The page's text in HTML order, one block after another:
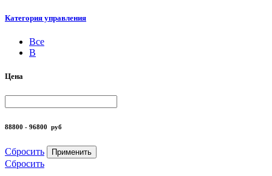
Категория управления
Все
B
Цена
88800 - 96800 руб
Сбросить Применить
Сбросить